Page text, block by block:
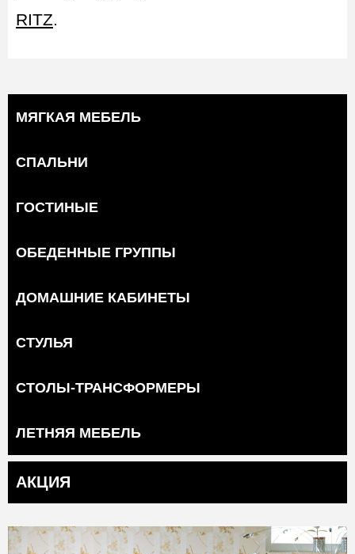
RITZ.
МЯГКАЯ МЕБЕЛЬ
СПАЛЬНИ
ГОСТИНЫЕ
ОБЕДЕННЫЕ ГРУППЫ
ДОМАШНИЕ КАБИНЕТЫ
СТУЛЬЯ
СТОЛЫ-ТРАНСФОРМЕРЫ
ЛЕТНЯЯ МЕБЕЛЬ
АКЦИЯ